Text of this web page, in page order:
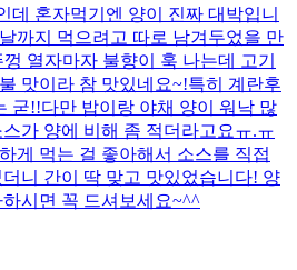
데 혼자먹기엔 양이 진짜 대박입니
까지 먹으려고 따로 남겨두었을 만
열자마자 불향이 훅 나는데 고기
맛이라 참 맛있네요~!특히 계란후
굳!! ​다만 밥이랑 야채 양이 워낙 많
가 양에 비해 좀 적더라고요ㅠ.ㅠ
게 먹는 걸 좋아해서 소스를 직접
니 간이 딱 맞고 맛있었습니다! 양
시면 꼭 드셔보세요~^^